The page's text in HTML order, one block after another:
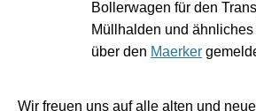
Bollerwagen für den
Müllhalden und
über den Maerker
Wir freuen uns auf alle alten und